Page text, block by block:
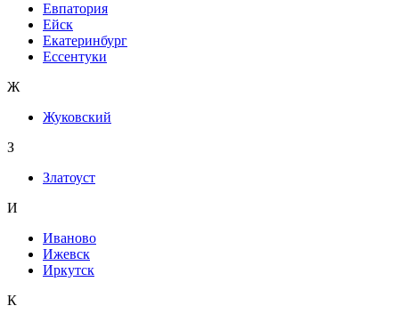
Евпатория
Ейск
Екатеринбург
Ессентуки
Ж
Жуковский
З
Златоуст
И
Иваново
Ижевск
Иркутск
К